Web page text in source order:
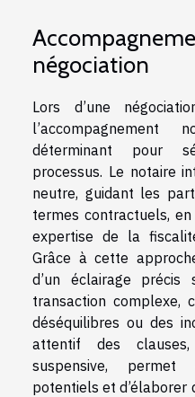
négociation
Lors d’une
déterminant pour
processus. Le notaire
neutre, guidant les
termes contractuels,
expertise de la
Grâce à cette
d’un éclairage
transaction complexe,
déséquilibres ou des
attentif des
suspensive, permet
potentiels et d’élaborer